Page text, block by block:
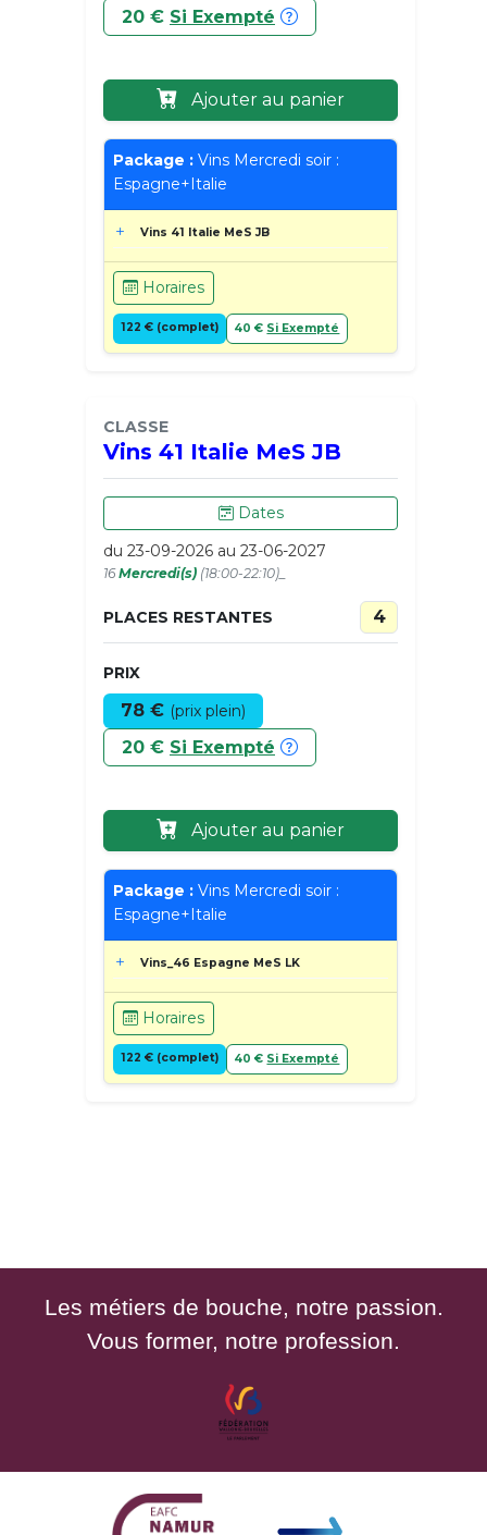
20 € Si Exempté
Ajouter au panier
Package : Vins Mercredi soir :
Espagne+Italie
Vins 41 Italie MeS JB
Horaires
122 € (complet) 40 € Si Exempté
CLASSE
Vins 41 Italie MeS JB
Dates
du 23-09-2026 au 23-06-2027
16Mercredi(s) (18:00-22:10)_
PLACES RESTANTES 4
PRIX
78 € (prix plein)
20 € Si Exempté
Ajouter au panier
Package : Vins Mercredi soir :
Espagne+Italie
Vins_46 Espagne MeS LK
Horaires
122 € (complet) 40 € Si Exempté
Les métiers de bouche, notre passion.
Vous former, notre profession.